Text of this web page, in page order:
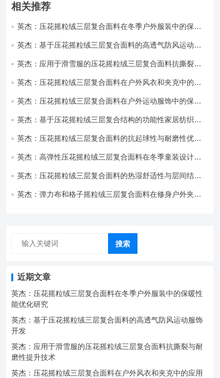
相关推荐
英杰：压花摇粒绒三层复合面料在冬季户外服装中的保暖
英杰：基于压花摇粒绒三层复合面料的高透气防风运动服
英杰：应用于滑雪服的压花摇粒绒三层复合面料抗撕裂与
英杰：压花摇粒绒三层复合面料在户外风衣和夹克中的应
英杰：压花摇粒绒三层复合面料在户外运动服饰中的保暖
英杰：基于压花摇粒绒三层复合结构的功能性家居纺织品
英杰：压花摇粒绒三层复合面料的抗起球性与耐磨性优化
英杰：高弹性压花摇粒绒三层复合面料在冬季童装设计中
英杰：压花摇粒绒三层复合面料的热湿舒适性与层间结合
英杰：弹力布和格子摇粒绒三层复合面料在修身户外夹克
搜索
近期文章
英杰：压花摇粒绒三层复合面料在冬季户外服装中的保暖性
能优化研究
英杰：基于压花摇粒绒三层复合面料的高透气防风运动服饰
开发
英杰：应用于滑雪服的压花摇粒绒三层复合面料抗撕裂与耐
磨性提升技术
英杰：压花摇粒绒三层复合面料在户外风衣和夹克中的应用